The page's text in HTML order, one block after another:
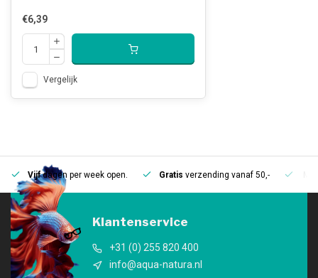
€6,39
Vergelijk
Vijfdagen per week open. Gratis verzending vanaf 50,-
Klantenservice
+31 (0) 255 820 400
info@aqua-natura.nl